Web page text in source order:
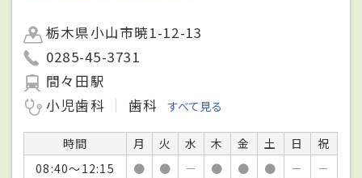
栃木県小山市暁1-12-13
0285-45-3731
間々田駅
小児歯科
歯科 すべて見る
時間 月 火 水 木 金 土 日
祝
08:40～12:15
● ● － ● ● ● －
－